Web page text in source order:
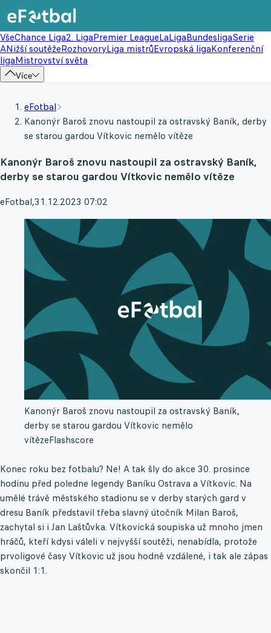
VšeChance Liga2. LigaPremier LeagueLaLigaBundesligaSerie
ANižší soutěžeRozhovoryLiga mistrůEvropská ligaKonferenční
ligaMistrovství světa
Více
eFotbal
Kanonýr Baroš znovu nastoupil za ostravský Baník, derby
se starou gardou Vítkovic nemělo vítěze
Kanonýr Baroš znovu nastoupil za ostravský Baník,
derby se starou gardou Vítkovic nemělo vítěze
eFotbal,31.12.2023 07:02
Kanonýr Baroš znovu nastoupil za ostravský Baník,
derby se starou gardou Vítkovic nemělo
vítězeFlashscore
Konec roku bez fotbalu? Ne! A tak šly do akce 30. prosince
hodinu před poledne legendy Baníku Ostrava a Vítkovic. Na
umělé trávě městského stadionu se v derby starých gard v
dresu Baník představil třeba slavný útočník Milan Baroš,
zachytal si i Jan Laštůvka. Vítkovická soupiska už mnoho jmen
hráčů, kteří kdysi váleli v nejvyšší soutěži, nenabídla, protože
prvoligové časy Vítkovic už jsou hodně vzdálené, i tak ale zápas
skončil 1:1.